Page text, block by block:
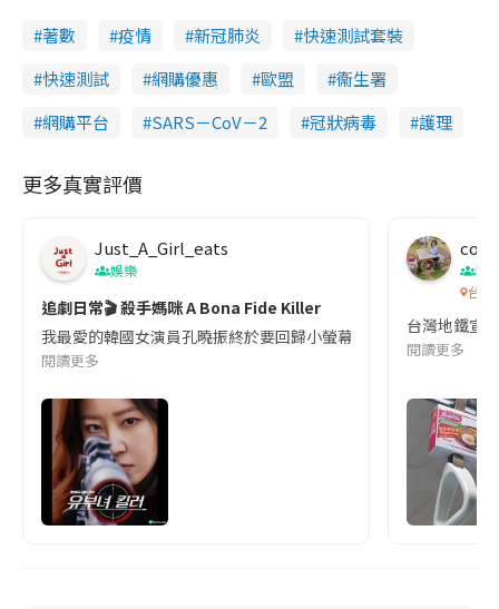
著數 疫情 新冠肺炎
快速測試套裝
快速測試
網購優惠 歐盟
衞生署
網購平台
SARS－CoV－2 冠狀病毒 護理
更多真實評價
Just_A_Girl_eats
娛樂
追劇日常🎬 殺手媽咪 A Bona Fide Killer
我最愛的韓國女演員孔曉振終於要回歸小螢幕啦!這次的劇本改編
閱讀更多
co
吹
台灣
台灣地鐵宣
閱讀更多